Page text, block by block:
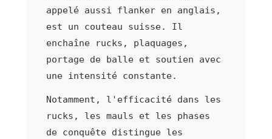
appelé aussi flanker en anglais,
est un couteau suisse. Il
enchaîne rucks, plaquages,
portage de balle et soutien avec
une intensité constante.
Notamment, l'efficacité dans les
rucks, les mauls et les phases
de conquête distingue les